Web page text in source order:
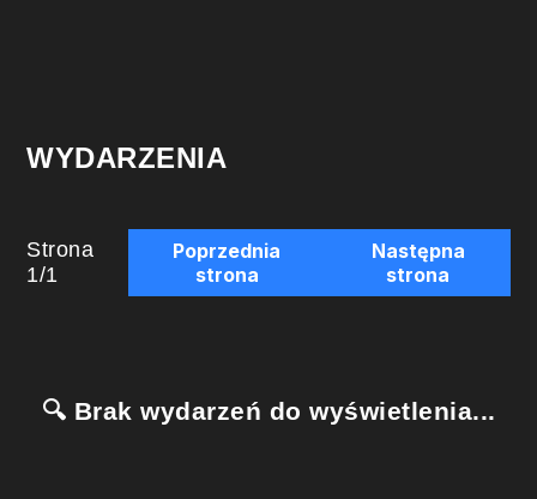
WYDARZENIA
Strona
1/1
Poprzednia
strona
Następna
strona
🔍 Brak wydarzeń do wyświetlenia...